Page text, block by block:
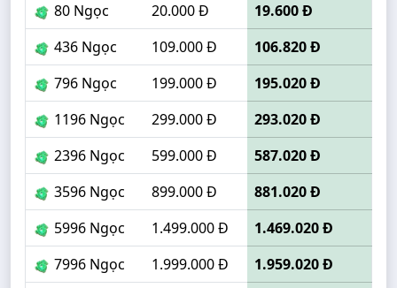
80 Ngọc
20.000 Đ
19.600 Đ
436 Ngọc
109.000 Đ
106.820 Đ
796 Ngọc
199.000 Đ
195.020 Đ
1196 Ngọc
299.000 Đ
293.020 Đ
2396 Ngọc
599.000 Đ
587.020 Đ
3596 Ngọc
899.000 Đ
881.020 Đ
5996 Ngọc
1.499.000 Đ
1.469.020 Đ
7996 Ngọc
1.999.000 Đ
1.959.020 Đ